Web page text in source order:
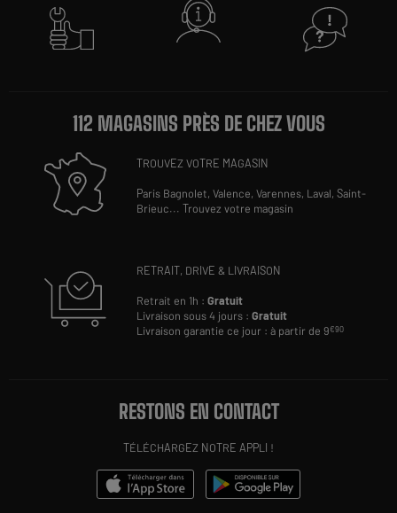
112 MAGASINS PRÈS DE CHEZ VOUS
TROUVEZ VOTRE MAGASIN
Paris Bagnolet,Valence,Varennes, Laval,Saint-
Brieuc...Trouvez votre magasin
RETRAIT, DRIVE & LIVRAISON
Retrait en 1h :Gratuit
Livraison sous 4 jours :Gratuit
Livraison garantie ce jour : à partir de 9€90
RESTONS EN CONTACT
TÉLÉCHARGEZ NOTRE APPLI !